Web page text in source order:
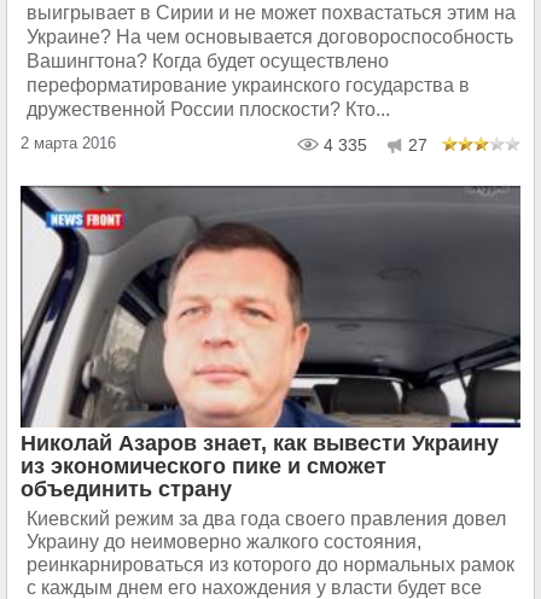
выигрывает в Сирии и не может похвастаться этим на
Украине? На чем основывается договороспособность
Вашингтона? Когда будет осуществлено
переформатирование украинского государства в
дружественной России плоскости? Кто...
2 марта 2016 4 335 27
Николай Азаров знает, как вывести Украину
из экономического пике и сможет
объединить страну
Киевский режим за два года своего правления довел
Украину до неимоверно жалкого состояния,
реинкарнироваться из которого до нормальных рамок
с каждым днем его нахождения у власти будет все